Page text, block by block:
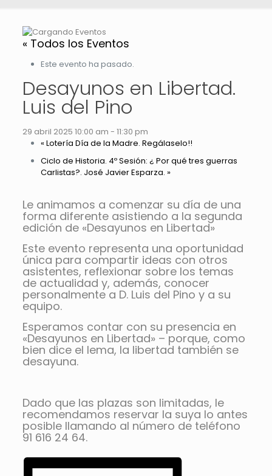
« Todos los Eventos
Este evento ha pasado.
Desayunos en Libertad.
Luis del Pino
29 abril 2025 10:00 am - 11:30 pm
« Lotería Día de la Madre. Regálaselo!!
Ciclo de Historia. 4º Sesión: ¿ Por qué tres guerras
Carlistas?. José Javier Esparza. »
Le animamos a comenzar su día de una
forma diferente asistiendo a la segunda
edición de «Desayunos en Libertad»
Este evento representa una oportunidad
única para compartir ideas con otros
asistentes, reflexionar sobre los temas
de actualidad y, además, conocer
personalmente a D. Luis del Pino y a su
equipo.
Esperamos contar con su presencia en
«Desayunos en Libertad» – porque, como
bien dice el lema, la libertad también se
desayuna.
Dado que las plazas son limitadas, le
recomendamos reservar la suya lo antes
posible llamando al número de teléfono
91 616 24 64.